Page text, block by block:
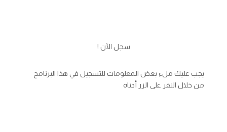
سجل الآن !
يجب عليك ملء بعض المعلومات للتسجيل في هذا البرنامج
من خلال النقر على الزر أدناه